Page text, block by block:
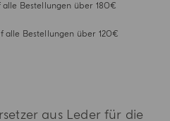
alle Bestellungen über 180€
alle Bestellungen über 120€
aus Leder für die